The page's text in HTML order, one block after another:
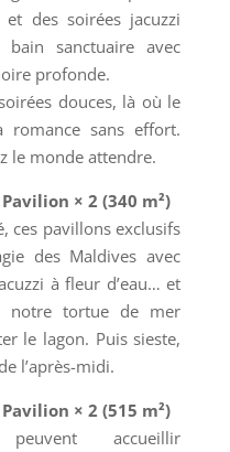
des soirées jacuzzi
sanctuaire avec
profonde.
douces, là où le
romance sans effort.
le monde attendre.
× 2 (340 m²)
ces pavillons exclusifs
des Maldives avec
à fleur d’eau… et
tortue de mer
le lagon. Puis sieste,
l’après-midi.
× 2 (515 m²)
accueillir